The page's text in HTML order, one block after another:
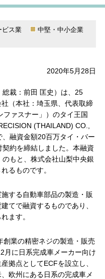
ビス業
中堅・中小企業
2020年5月28日
裁：前田 匡史）は、25
（本社：埼玉県、代表取締
ァスナー」）のタイ王国
(THAILAND) CO.,
融資金額20百万タイ・バー
約を締結しました。本融資
のもと、株式会社山梨中央銀
るものです。
する自動車部品の製造・販
てで融資するものであり、
ます。
業の精密ネジの製造・販売
月に日系完成車メーカー向け
拠点としてECFを設立し、
欧州にある日系の完成車メ